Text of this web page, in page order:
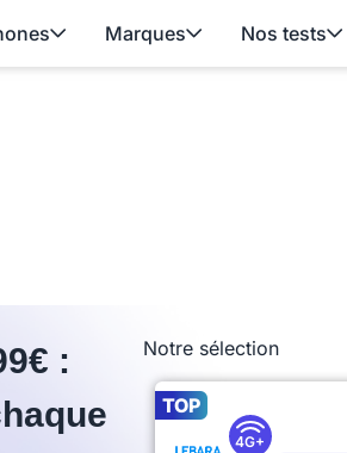
Marques Nos tests
:
Notre sélection
TOP
4G+